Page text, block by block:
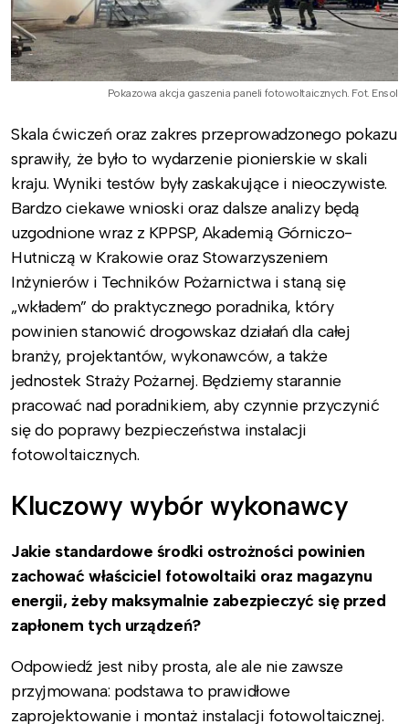
Pokazowa akcja gaszenia paneli fotowoltaicznych. Fot. Ensol
Skala ćwiczeń oraz zakres przeprowadzonego pokazu
sprawiły, że było to wydarzenie pionierskie w skali
kraju. Wyniki testów były zaskakujące i nieoczywiste.
Bardzo ciekawe wnioski oraz dalsze analizy będą
uzgodnione wraz z KPPSP, Akademią Górniczo-
Hutniczą w Krakowie oraz Stowarzyszeniem
Inżynierów i Techników Pożarnictwa i staną się
„wkładem” do praktycznego poradnika, który
powinien stanowić drogowskaz działań dla całej
branży, projektantów, wykonawców, a także
jednostek Straży Pożarnej. Będziemy starannie
pracować nad poradnikiem, aby czynnie przyczynić
się do poprawy bezpieczeństwa instalacji
fotowoltaicznych.
Kluczowy wybór wykonawcy
Jakie standardowe środki ostrożności powinien
zachować właściciel fotowoltaiki oraz magazynu
energii, żeby maksymalnie zabezpieczyć się przed
zapłonem tych urządzeń?
Odpowiedź jest niby prosta, ale ale nie zawsze
przyjmowana: podstawa to prawidłowe
zaprojektowanie i montaż instalacji fotowoltaicznej.